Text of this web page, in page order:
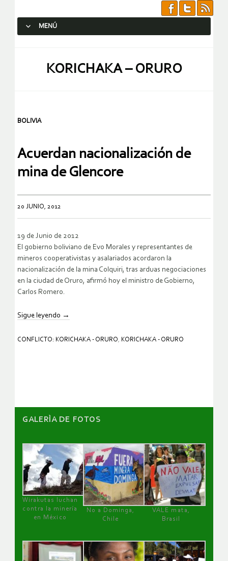
MENÚ
KORICHAKA – ORURO
BOLIVIA
Acuerdan nacionalización de
mina de Glencore
20 JUNIO, 2012
19 de Junio de 2012
El gobierno boliviano de Evo Morales y representantes de
mineros cooperativistas y asalariados acordaron la
nacionalización de la mina Colquiri, tras arduas negociaciones
en la ciudad de Oruro, afirmó hoy el ministro de Gobierno,
Carlos Romero.
Sigue leyendo →
CONFLICTO: KORICHAKA - ORURO, KORICHAKA - ORURO
GALERÌA DE FOTOS
Wirakutas luchan
contra la minería
en México
No a Dominga,
Chile
VALE mata,
Brasil